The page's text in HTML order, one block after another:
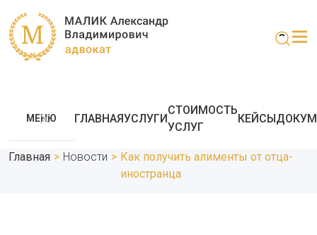
МЕНЮ ГЛАВНАЯУСЛУГИ
СТОИМОСТЬ
УСЛУГ
КЕЙСЫ
Главная > Новости > Как получить алименты от отца-
иностранца